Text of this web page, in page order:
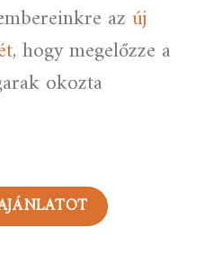
azúj
, hogy megelőzze a
okozta